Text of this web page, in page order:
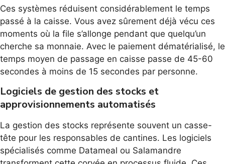
Ces systèmes réduisent considérablement le temps
passé à la caisse. Vous avez sûrement déjà vécu ces
moments où la file s’allonge pendant que quelqu’un
cherche sa monnaie. Avec le paiement dématérialisé, le
temps moyen de passage en caisse passe de 45-60
secondes à moins de 15 secondes par personne.
Logiciels de gestion des stocks et
approvisionnements automatisés
La gestion des stocks représente souvent un casse-
tête pour les responsables de cantines. Les logiciels
spécialisés comme Datameal ou Salamandre